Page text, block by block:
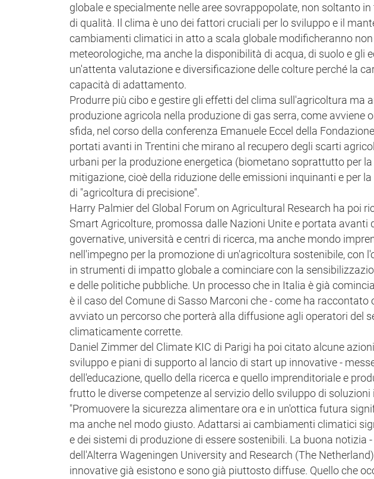
globale e specialmente nelle aree sovrappopolate, non soltanto
di qualità. Il clima è uno dei fattori cruciali per lo sviluppo e il
cambiamenti climatici in atto a scala globale modificheranno
meteorologiche, ma anche la disponibilità di acqua, di suolo e gli
un'attenta valutazione e diversificazione delle colture perché la
capacità di adattamento.
Produrre più cibo e gestire gli effetti del clima sull'agricoltura ma
produzione agricola nella produzione di gas serra, come avviene
sfida, nel corso della conferenza Emanuele Eccel della
portati avanti in Trentini che mirano al recupero degli scarti
urbani per la produzione energetica (biometano soprattutto per
mitigazione, cioè della riduzione delle emissioni inquinanti e per
di "agricoltura di precisione".
Harry Palmier del Global Forum on Agricultural Research ha poi
Smart Agricolture, promossa dalle Nazioni Unite e portata avanti
governative, università e centri di ricerca, ma anche mondo
nell'impegno per la promozione di un'agricoltura sostenibile, con
in strumenti di impatto globale a cominciare con la
e delle politiche pubbliche. Un processo che in Italia è già
è il caso del Comune di Sasso Marconi che - come ha
avviato un percorso che porterà alla diffusione agli operatori del
climaticamente corrette.
Daniel Zimmer del Climate KIC di Parigi ha poi citato alcune
sviluppo e piani di supporto al lancio di start up innovative -
dell'educazione, quello della ricerca e quello imprenditoriale e
frutto le diverse competenze al servizio dello sviluppo di soluzioni
"Promuovere la sicurezza alimentare ora e in un'ottica futura
ma anche nel modo giusto. Adattarsi ai cambiamenti climatici
e dei sistemi di produzione di essere sostenibili. La buona notizia
dell'Alterra Wageningen University and Research (The
innovative già esistono e sono già piuttosto diffuse. Quello che